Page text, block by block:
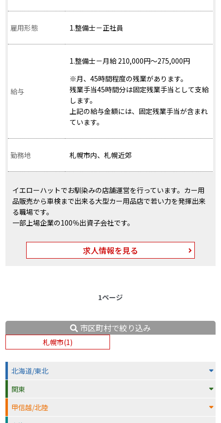
雇用形態 1.整備士－正社員
給与
1.整備士－月給 210,000円～275,000円
※月、45時間程度の残業があります。
残業手当45時間分は固定残業手当として支給
します。
上記の給与金額には、固定残業手当が含まれ
ています。
勤務地 札幌市内、札幌近郊
イエローハットでお馴染みの店舗運営を行っています。カー用
品販売から車検まで出来る大型カー用品店で若い力を発揮出来
る職場です。
一部上場企業の100％出資子会社です。
求人情報を見る
1ページ
市区町村で絞り込み
札幌市(1)
北海道/東北
関東
甲信越/北陸